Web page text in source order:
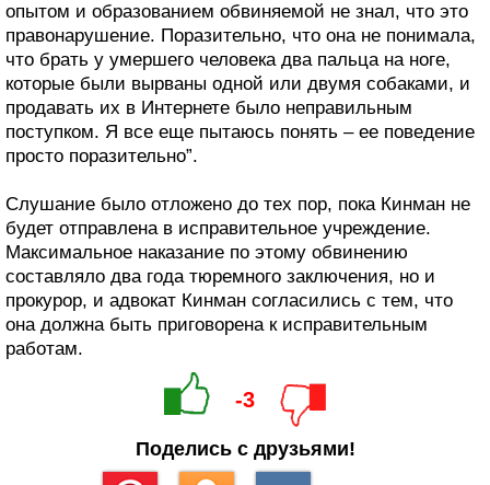
опытом и образованием обвиняемой не знал, что это
правонарушение. Поразительно, что она не понимала,
что брать у умершего человека два пальца на ноге,
которые были вырваны одной или двумя собаками, и
продавать их в Интернете было неправильным
поступком. Я все еще пытаюсь понять – ее поведение
просто поразительно”.
Слушание было отложено до тех пор, пока Кинман не
будет отправлена в исправительное учреждение.
Максимальное наказание по этому обвинению
составляло два года тюремного заключения, но и
прокурор, и адвокат Кинман согласились с тем, что
она должна быть приговорена к исправительным
работам.
-3
Поделись с друзьями!